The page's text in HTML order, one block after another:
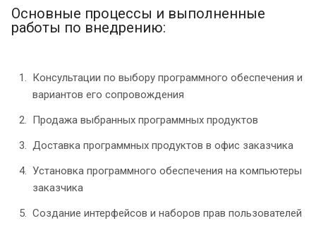
Основные процессы и выполненные
работы по внедрению:
Консультации по выбору программного обеспечения и
вариантов его сопровождения
Продажа выбранных программных продуктов
Доставка программных продуктов в офис заказчика
Установка программного обеспечения на компьютеры
заказчика
Создание интерфейсов и наборов прав пользователей